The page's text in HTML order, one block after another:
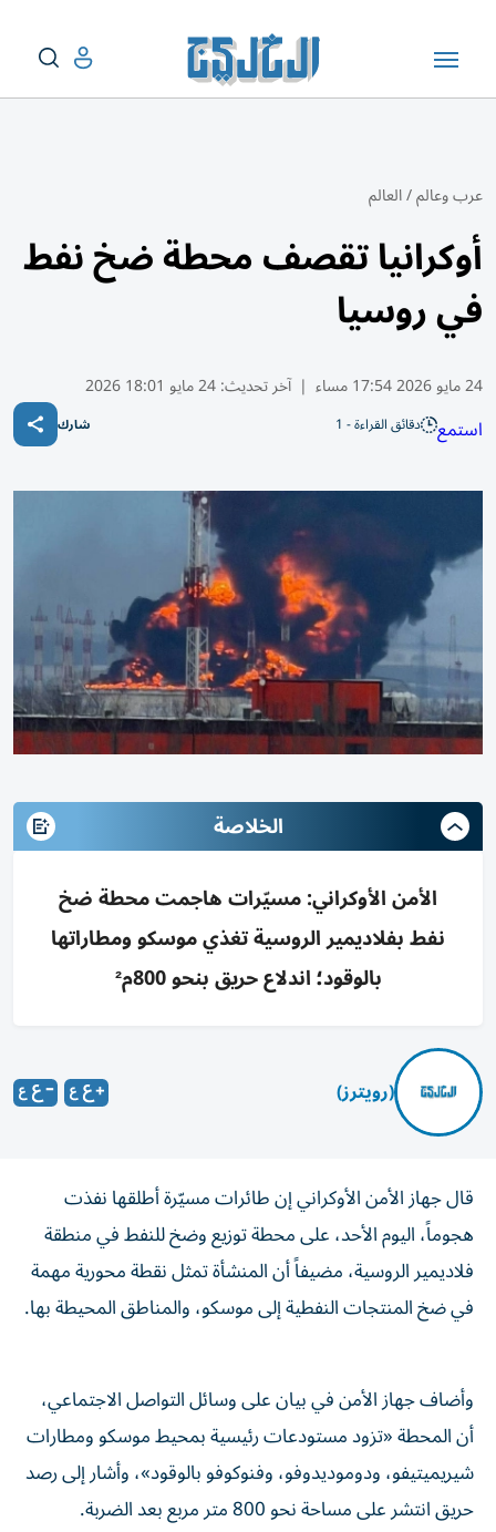
عرب وعالم/العالم
أوكرانيا تقصف محطة ضخ نفط
في روسيا
24 مايو 2026 17:54 مساء | آخر تحديث:24 مايو 18:01 2026
استمع دقائق القراءة - 1 شارك
الخلاصة
الأمن الأوكراني: مسيّرات هاجمت محطة ضخ
نفط بفلاديمير الروسية تغذي موسكو ومطاراتها
بالوقود؛ اندلاع حريق بنحو 800م²
(رويترز)
قال جهاز ‌الأمن الأوكراني إن طائرات ​مسيّرة ⁠أطلقها نفذت
‌هجوماً، اليوم ‌الأحد، على محطة توزيع ‌وضخ للنفط في منطقة
فلاديمير ⁠الروسية، مضيفاً أن المنشأة تمثل نقطة محورية مهمة
في ضخ المنتجات ​النفطية إلى موسكو، ‌والمناطق المحيطة بها.
وأضاف جهاز الأمن في ⁠بيان على وسائل التواصل الاجتماعي،
أن المحطة «تزود ​مستودعات ‌رئيسية بمحيط ‌موسكو ومطارات
شيريميتيفو، ودوموديدوفو، وفنوكوفو بالوقود»، وأشار ‌إلى رصد
‌حريق ⁠انتشر على مساحة ‌نحو 800 متر مربع بعد ⁠الضربة.